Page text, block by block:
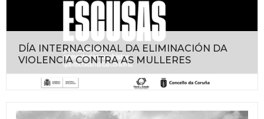
DÍA INTERNACIONAL DA ELIMINACIÓN DA
VIOLENCIA CONTRA AS MULLERES